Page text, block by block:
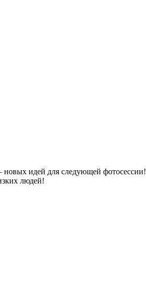
новых идей для следующей фотосессии!
людей!